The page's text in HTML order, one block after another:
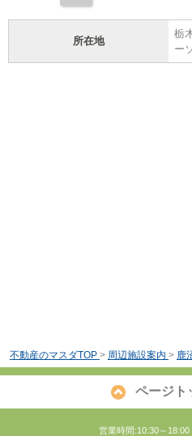
所在地
栃
ー
不動産のマスダTOP > 周辺施設案内 > 鹿
ページト
営業時間:10:30～